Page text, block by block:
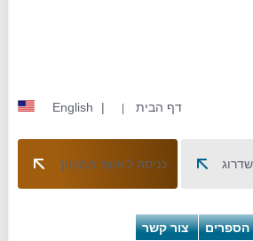
דף הבית |
English
כניסה ל'אוצר המקוון'
הספרים צור קשר